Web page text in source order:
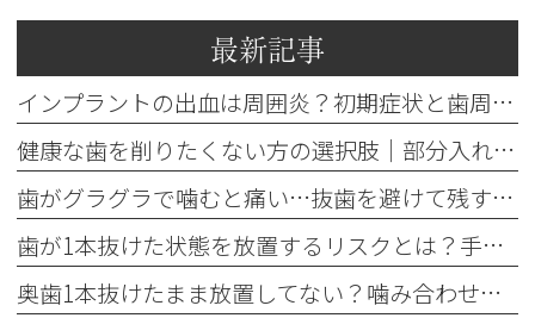
最新記事
インプラントの出血は周囲炎？初期症状と歯周病との違いを解説
健康な歯を削りたくない方の選択肢｜部分入れ歯・ブリッジ・人工歯根
歯がグラグラで噛むと痛い…抜歯を避けて残す基準を歯科医が解説
歯が1本抜けた状態を放置するリスクとは？手遅れを防ぐ3つの治療法
奥歯1本抜けたまま放置してない？噛み合わせの違和感と3つの治療法